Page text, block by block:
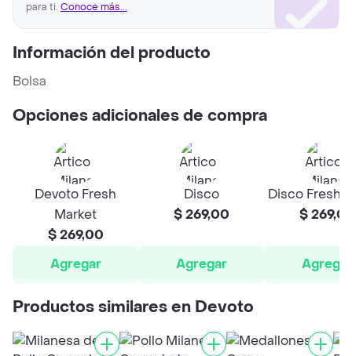
para ti. Conoce más...
Información del producto
Bolsa
Opciones adicionales de compra
Devoto Fresh
Market
$ 269,00
Agregar
Disco
$ 269,00
Agregar
Disco Fresh
$
Agregar
Productos similares en Devoto